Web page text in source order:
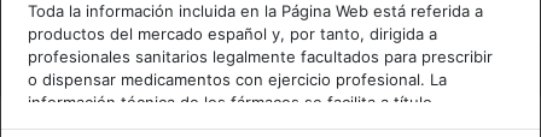
Cancelar
Toda la información incluida en la Página Web está referida a
productos del mercado español y, por tanto, dirigida a
profesionales sanitarios legalmente facultados para prescribir
o dispensar medicamentos con ejercicio profesional. La
información técnica de los fármacos se facilita a título
meramente informativo, siendo responsabilidad de los